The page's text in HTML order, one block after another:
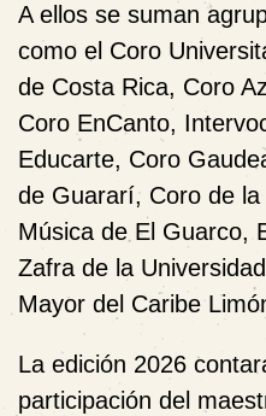
A ellos se suman
como el Coro
de Costa Rica, Coro
Coro EnCanto,
Educarte, Coro
de Guararí, Coro de
Música de El Guarco,
Zafra de la
Mayor del Caribe
La edición 2026
participación del